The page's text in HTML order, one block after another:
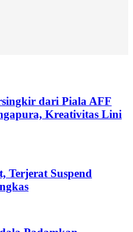
dari Piala AFF
Kreativitas Lini
Terjerat Suspend